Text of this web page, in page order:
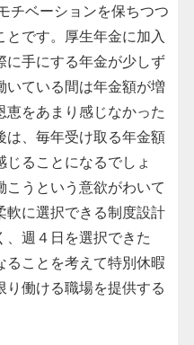
チベーションを保ちつつ
です。厚生年金に加入
に手にする年金が少しず
いている間は年金額が増
恵をあまり感じなかった
は、毎年受け取る年金額
ることになるでしょ
こうという意欲がわいて
軟に選択できる制度設計
、週４日を選択できた
ることを考えて特別休暇
り働ける職場を提供する